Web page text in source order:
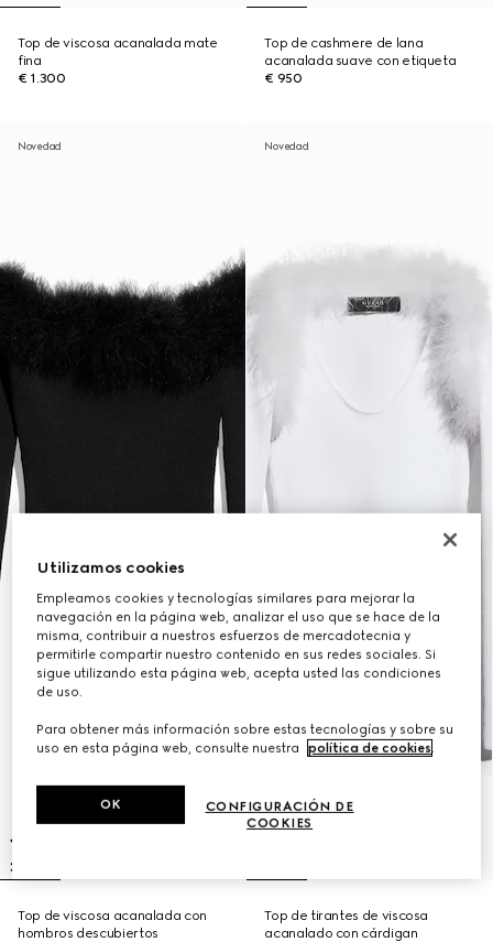
Top de viscosa acanalada mate
fina
€ 1.300
Top de cashmere de lana
acanalada suave con etiqueta
€ 950
Novedad
Top de viscosa acanalada con
hombros descubiertos
Novedad
Top de tirantes de viscosa
acanalado con cárdigan
Utilizamos cookies
Empleamos cookies y tecnologías similares para mejorar la
navegación en la página web, analizar el uso que se hace de la
misma, contribuir a nuestros esfuerzos de mercadotecnia y
permitirle compartir nuestro contenido en sus redes sociales. Si
sigue utilizando esta página web, acepta usted las condiciones
de uso.
Para obtener más información sobre estas tecnologías y sobre su
uso en esta página web, consulte nuestra
política de cookies.
CONFIGURACIÓN DE
COOKIES
OK